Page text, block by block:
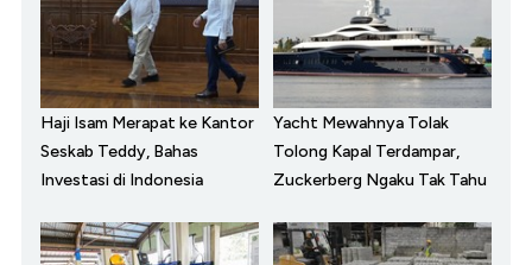
Haji Isam Merapat ke Kantor
Seskab Teddy, Bahas
Investasi di Indonesia
Yacht Mewahnya Tolak
Tolong Kapal Terdampar,
Zuckerberg Ngaku Tak Tahu